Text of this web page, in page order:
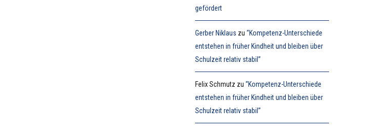
gefördert
Gerber Niklaus zu“Kompetenz-Unterschiede
entstehen in früher Kindheit und bleiben über
Schulzeit relativ stabil”
Felix Schmutz zu“Kompetenz-Unterschiede
entstehen in früher Kindheit und bleiben über
Schulzeit relativ stabil”